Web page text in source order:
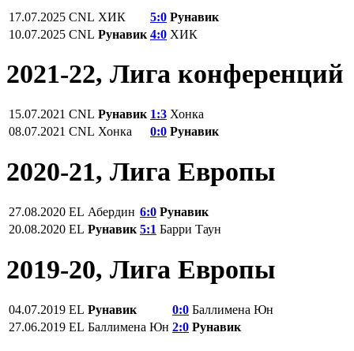
17.07.2025 CNL ХИК 5:0 Рунавик
10.07.2025 CNL Рунавик 4:0 ХИК
2021-22, Лига конференций
15.07.2021 СNL Рунавик 1:3 Хонка
08.07.2021 СNL Хонка 0:0 Рунавик
2020-21, Лига Европы
27.08.2020 EL Абердин 6:0 Рунавик
20.08.2020 EL Рунавик 5:1 Барри Таун
2019-20, Лига Европы
04.07.2019 EL Рунавик 0:0 Баллимена Юн
27.06.2019 EL Баллимена Юн 2:0 Рунавик